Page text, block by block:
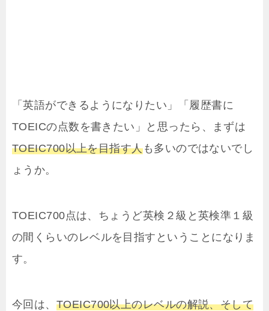
「英語ができるようになりたい」「履歴書に
TOEICの点数を書きたい」と思ったら、まずは
TOEIC700以上を目指す人も多いのではないでし
ょうか。
TOEIC700点は、ちょうど英検２級と英検準１級
の間くらいのレベルを目指すということになりま
す。
今回は、 TOEIC700以上のレベルの解説、そして